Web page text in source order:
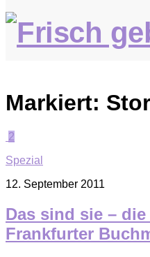
Markiert:
2
Spezial
12. September 2011
Das sind sie –
Frankfurter